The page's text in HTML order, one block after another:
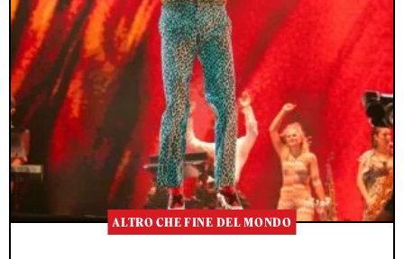
ALTRO CHE FINE DEL MONDO